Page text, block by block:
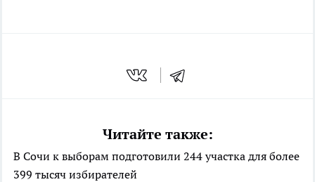
Читайте также:
В Сочи к выборам подготовили 244 участка для более
399 тысяч избирателей